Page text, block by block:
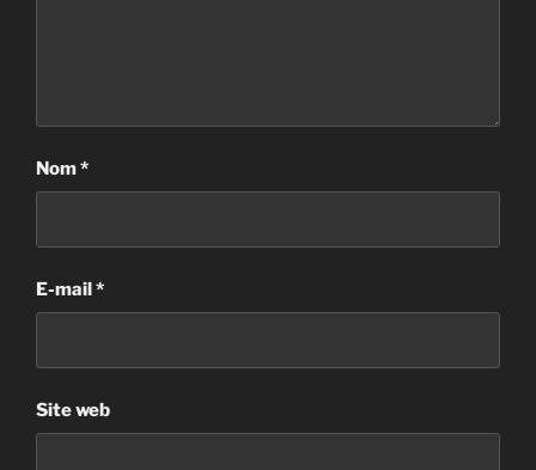
Nom*
E-mail*
Site web